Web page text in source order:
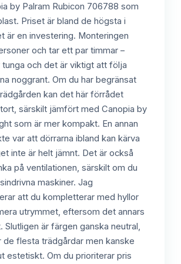
by Palram Rubicon 706788 som
Priset är bland de högsta i
är en investering. Monteringen
och tar ett par timmar –
tunga och det är viktigt att följa
noggrant. Om du har begränsat
kan det här förrådet
särskilt jämfört med Canopia by
som är mer kompakt. En annan
var att dörrarna ibland kan kärva
inte är helt jämnt. Det är också
på ventilationen, särskilt om du
maskiner. Jag
att du kompletterar med hyllor
utrymmet, eftersom det annars
Slutligen är färgen ganska neutral,
de flesta trädgårdar men kanske
estetiskt. Om du prioriterar pris